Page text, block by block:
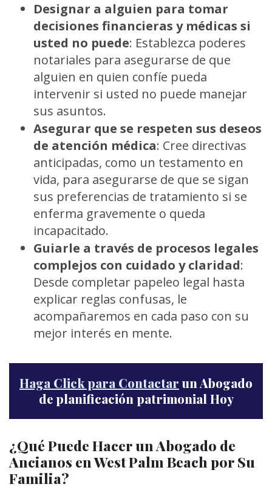
Designar a alguien para tomar
decisiones financieras y médicas si
usted no puede: Establezca poderes
notariales para asegurarse de que
alguien en quien confíe pueda
intervenir si usted no puede manejar
sus asuntos.
Asegurar que se respeten sus deseos
de atención médica: Cree directivas
anticipadas, como un testamento en
vida, para asegurarse de que se sigan
sus preferencias de tratamiento si se
enferma gravemente o queda
incapacitado.
Guiarle a través de procesos legales
complejos con cuidado y claridad:
Desde completar papeleo legal hasta
explicar reglas confusas, le
acompañaremos en cada paso con su
mejor interés en mente.
Haga Click para Contactar un Abogado
de planificación patrimonial Hoy
¿Qué Puede Hacer un Abogado de
Ancianos en West Palm Beach por Su
Familia?